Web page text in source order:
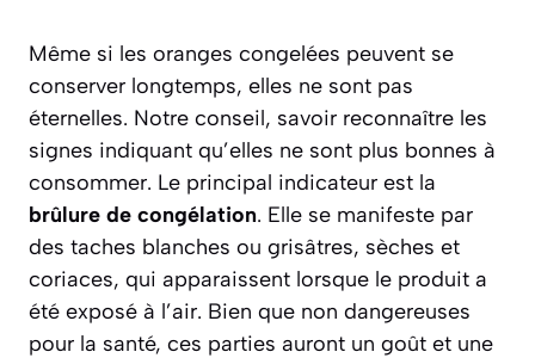
Même si les oranges congelées peuvent se
conserver longtemps, elles ne sont pas
éternelles. Notre conseil, savoir reconnaître les
signes indiquant qu’elles ne sont plus bonnes à
consommer. Le principal indicateur est la
brûlure de congélation. Elle se manifeste par
des taches blanches ou grisâtres, sèches et
coriaces, qui apparaissent lorsque le produit a
été exposé à l’air. Bien que non dangereuses
pour la santé, ces parties auront un goût et une